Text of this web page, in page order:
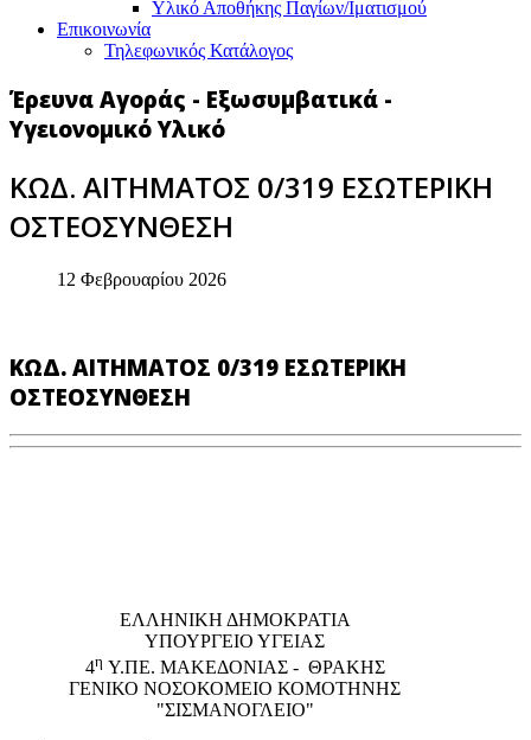
Υλικό Αποθήκης Παγίων/Ιματισμού
Επικοινωνία
Τηλεφωνικός Κατάλογος
Έρευνα Αγοράς - Εξωσυμβατικά -
Υγειονομικό Υλικό
ΚΩΔ. ΑΙΤΗΜΑΤΟΣ 0/319 ΕΣΩΤΕΡΙΚΗ
ΟΣΤΕΟΣΥΝΘΕΣΗ
12 Φεβρουαρίου 2026
ΚΩΔ. ΑΙΤΗΜΑΤΟΣ 0/319 ΕΣΩΤΕΡΙΚΗ
ΟΣΤΕΟΣΥΝΘΕΣΗ
EΛΛΗΝΙΚΗ ΔΗΜΟΚΡΑΤΙΑ
ΥΠΟΥΡΓΕΙΟ ΥΓΕΙΑΣ
4η Υ.ΠΕ. ΜΑΚΕΔΟΝΙΑΣ - ΘΡΑΚΗΣ
ΓΕΝΙΚΟ NΟΣΟΚΟΜΕΙΟ ΚΟΜΟΤΗΝΗΣ
"ΣΙΣΜΑΝΟΓΛΕΙΟ"